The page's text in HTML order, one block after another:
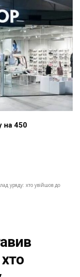
на 450